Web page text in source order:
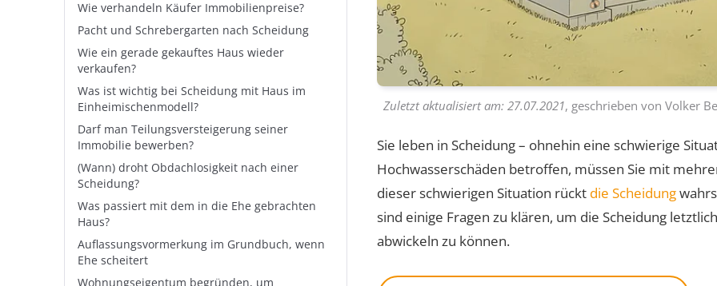
Wie verhandeln Käufer Immobilienpreise?
Pacht und Schrebergarten nach Scheidung
Wie ein gerade gekauftes Haus wieder
verkaufen?
Was ist wichtig bei Scheidung mit Haus im
Einheimischenmodell?
Darf man Teilungsversteigerung seiner
Immobilie bewerben?
(Wann) droht Obdachlosigkeit nach einer
Scheidung?
Was passiert mit dem in die Ehe gebrachten
Haus?
Auflassungsvormerkung im Grundbuch, wenn
Ehe scheitert
Wohnungseigentum begründen, um
Zuletzt aktualisiert am:27.07.2021, geschrieben vonVolker
Sie leben in Scheidung – ohnehin eine schwierige
Hochwasserschäden betroffen, müssen Sie mit
dieser schwierigen Situation rückt die Scheidung
sind einige Fragen zu klären, um die Scheidung
abwickeln zu können.